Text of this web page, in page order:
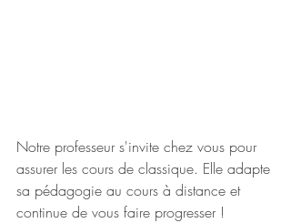
Notre professeur s'invite chez vous pour
assurer les cours de classique. Elle adapte
sa pédagogie au cours à distance et
continue de vous faire progresser !